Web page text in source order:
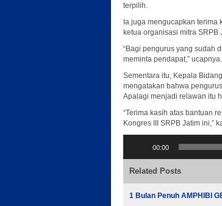
terpilih.
Ia juga mengucapkan
ketua organisasi mitra SRPB
“Bagi pengurus yang sudah
meminta pendapat,” ucapnya.
Sementara itu, Kepala
mengatakan bahwa
Apalagi menjadi relawan itu
“Terima kasih atas bantuan
Kongres III SRPB Jatim ini,”
00:00
Related Posts
1 Bulan Penuh AMPHIBI